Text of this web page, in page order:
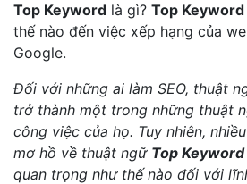
Top Keyword là gì? Top Keyword
thế nào đến việc xếp hạng của
Google.
Đối với những ai làm SEO, thuật
trở thành một trong những thuật
công việc của họ. Tuy nhiên,
mơ hồ về thuật ngữ Top Keyword
quan trọng như thế nào đối với